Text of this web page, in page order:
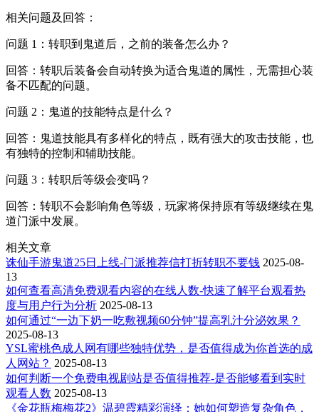
相关问题及回答：
问题 1：转职到鬼道后，之前的装备怎么办？
回答：转职后装备会自动转换为适合鬼道的属性，无需担心装
备不匹配的问题。
问题 2：鬼道的技能特点是什么？
回答：鬼道技能具有多样化的特点，既有强大的攻击技能，也
有独特的控制和辅助技能。
问题 3：转职后等级会变吗？
回答：转职不会影响角色等级，玩家将保持原有等级继续在鬼
道门派中发展。
相关文章
诛仙手游鬼道25日上线-门派推荐信打折转职不要钱 2025-08-
13
如何查看高清免费观看内容的在线人数-快速了解平台观看热
度与用户行为分析 2025-08-13
如何通过“一边下奶一吃敷视频60分钟”提高乳汁分泌效果？
2025-08-13
YSL蜜桃色成人网有哪些独特优势，是否值得成为你首选的成
人网站？ 2025-08-13
如何判断一个免费电视剧站是否值得推荐-是否能够看到实时
观看人数 2025-08-13
《金花瓶梅梅花2》温碧霞精彩演绎：她如何塑造复杂角色，